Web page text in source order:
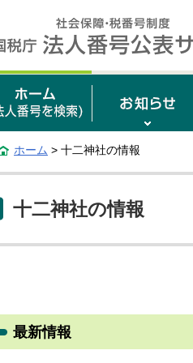
ホーム > 十二神社の情報
十二神社の情報
最新情報